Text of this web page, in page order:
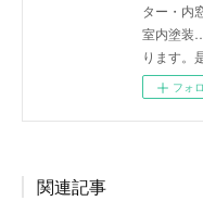
ター・内
室内塗装
ります。
フォ
関連記事